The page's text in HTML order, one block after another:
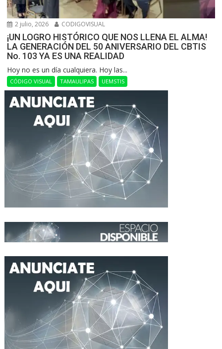
2 julio, 2026 CODIGOVISUAL
¡UN LOGRO HISTÓRICO QUE NOS LLENA EL ALMA!
LA GENERACIÓN DEL 50 ANIVERSARIO DEL CBTIS
No. 103 YA ES UNA REALIDAD
Hoy no es un día cualquiera. Hoy las...
CÓDIGO VISUAL TAMAULIPAS UEMSTIS